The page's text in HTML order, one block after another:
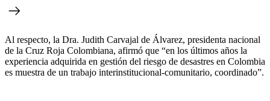
Al respecto, la Dra. Judith Carvajal de Álvarez, presidenta nacional
de la Cruz Roja Colombiana, afirmó que “en los últimos años la
experiencia adquirida en gestión del riesgo de desastres en Colombia
es muestra de un trabajo interinstitucional-comunitario, coordinado”.